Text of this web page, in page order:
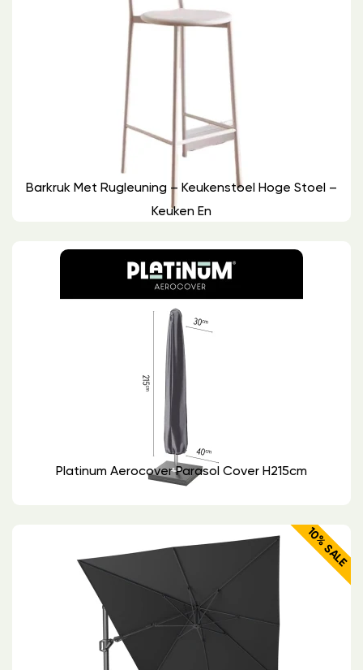
Barkruk Met Rugleuning – Keukenstoel Hoge Stoel –
Keuken En
Platinum Aerocover Parasol Cover H215cm
10% SALE